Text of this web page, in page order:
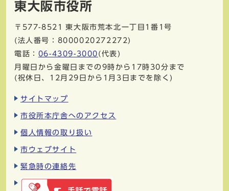
東大阪市役所
〒577-8521
東大阪市荒本北一丁目1番1号
(法人番号：8000020272272)
電話： 06-4309-3000 (代表)
月曜日から金曜日までの9時から17時30分まで
(祝休日、12月29日から1月3日までを除く)
サイトマップ
市役所本庁舎へのアクセス
個人情報の取り扱い
市ウェブサイト
緊急時の連絡先